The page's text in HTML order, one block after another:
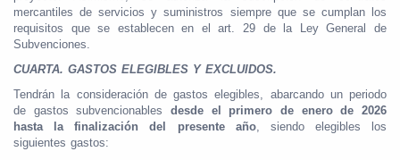
mercantiles de servicios y suministros siempre que se cumplan los
requisitos que se establecen en el art. 29 de la Ley General de
Subvenciones.
CUARTA. GASTOS ELEGIBLES Y EXCLUIDOS.
Tendrán la consideración de gastos elegibles, abarcando un periodo
de gastos subvencionables desde el primero de enero de 2026
hasta la finalización del presente año, siendo elegibles los
siguientes gastos: